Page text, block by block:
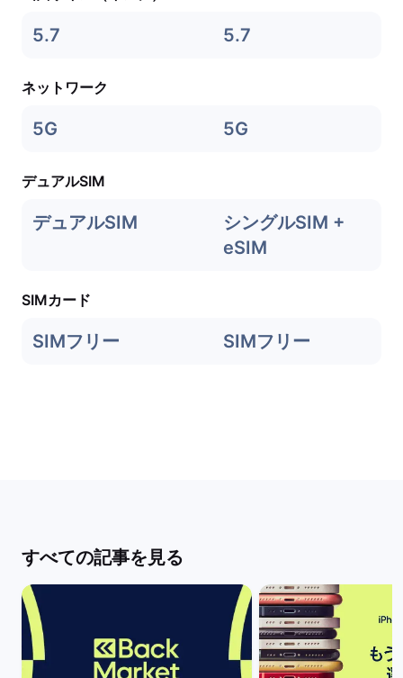
5.7 5.7
ネットワーク
5G 5G
デュアルSIM
デュアルSIM
シングルSIM +
eSIM
SIMカード
SIMフリー SIMフリー
すべての記事を見る